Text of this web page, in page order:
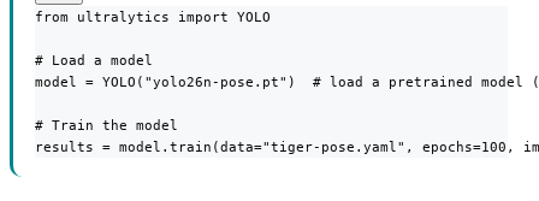
from ultralytics import YOLO
# Load a model
model = YOLO("yolo26n-pose.pt")  # load a pretrained model
# Train the model
results = model.train(data="tiger-pose.yaml", epochs=100,